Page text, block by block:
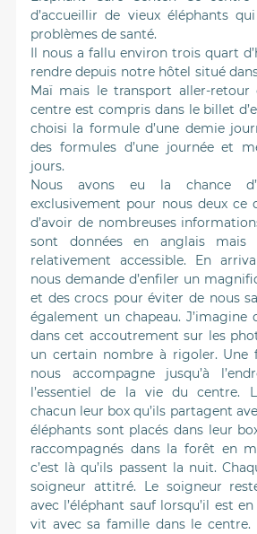
d’accueillir de vieux éléphants
problèmes de santé.
Il nous a fallu environ trois quart
rendre depuis notre hôtel situé
Maï mais le transport aller-retour
centre est compris dans le billet
choisi la formule d’une demie
des formules d’une journée et
jours.
Nous avons eu la chance
exclusivement pour nous deux ce
d’avoir de nombreuses
sont données en anglais mais
relativement accessible. En
nous demande d’enfiler un
et des crocs pour éviter de nous
également un chapeau. J’imagine
dans cet accoutrement sur les
un certain nombre à rigoler. Une
nous accompagne jusqu’à
l’essentiel de la vie du centre.
chacun leur box qu’ils partagent
éléphants sont placés dans leur
raccompagnés dans la forêt en
c’est là qu’ils passent la nuit.
soigneur attitré. Le soigneur
avec l’éléphant sauf lorsqu’il est
vit avec sa famille dans le